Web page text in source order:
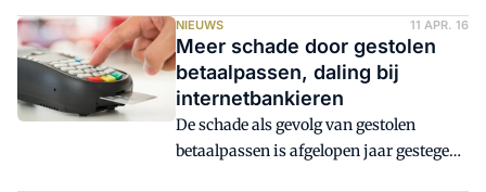
moment zijn 1826 fraudeurs opgenomen
in het waarschuwingsregister van de
Stichting Fraude Aanpak Detailhandel
(FAD).
NIEUWS 11 APR. 16
Meer schade door gestolen
betaalpassen, daling bij
internetbankieren
De schade als gevolg van gestolen
betaalpassen is afgelopen jaar gestegen